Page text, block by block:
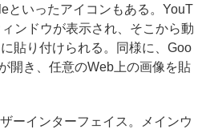
といったアイコンもある。YouT
ンドウが表示され、そこから動
貼り付けられる。同様に、Goo
開き、任意のWeb上の画像を貼
ーインターフェイス。メインウ